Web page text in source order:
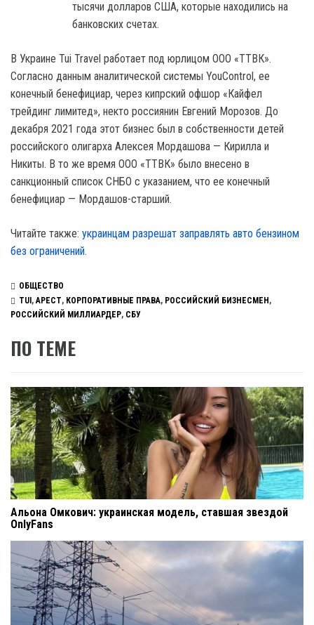
тысячи долларов США, которые находились на
банковских счетах.
В Украине Tui Travel работает под юрлицом ООО «ТТВК».
Согласно данным аналитической системы YouControl, ее
конечный бенефициар, через кипрский офшор «Кайфел
трейдинг лимитед», некто россиянин Евгений Морозов. До
декабря 2021 года этот бизнес был в собственности детей
российского олигарха Алексея Мордашова — Кирилла и
Никиты. В то же время ООО «ТТВК» было внесено в
санкционный список СНБО с указанием, что ее конечный
бенефициар — Мордашов-старший.
Читайте также: украинцам разрешат заправлять авто бензином
без ограничений.
ОБЩЕСТВО
TUI ,АРЕСТ, КОРПОРАТИВНЫЕ ПРАВА, РОССИЙСКИЙ БИЗНЕСМЕН ,
РОССИЙСКИЙ МИЛЛИАРДЕР, СБУ
ПО ТЕМЕ
Альона Омкович: украинская модель, ставшая звездой
OnlyFans